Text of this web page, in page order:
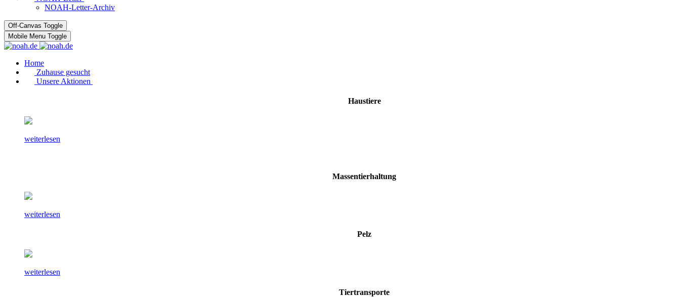
NOAH-Letter-Archiv
Off-Canvas Toggle
Mobile Menu Toggle
Home
Zuhause gesucht
Unsere Aktionen
Haustiere
weiterlesen
Massentierhaltung
weiterlesen
Pelz
weiterlesen
Tiertransporte